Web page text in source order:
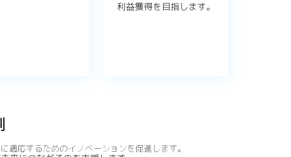
利益獲得を目指します。
応するためのイノベーションを促進します。